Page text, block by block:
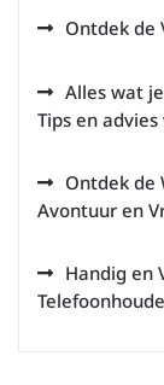
Ontdek de
Alles wat
Tips en
Ontdek de
Avontuur en
Handig en